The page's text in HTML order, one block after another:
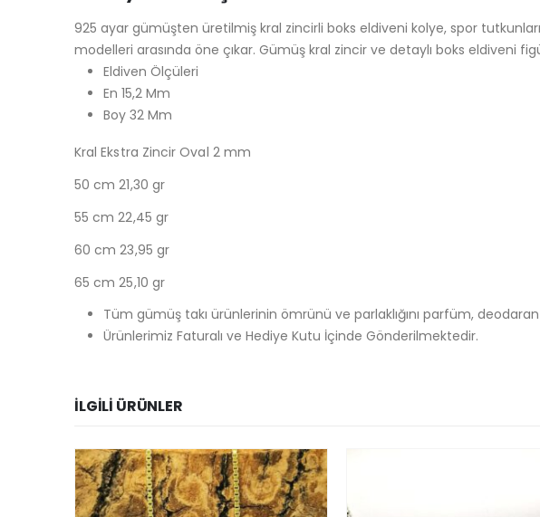
925 ayar gümüşten üretilmiş kral zincirli boks eldiveni kolye, spor
modelleri arasında öne çıkar. Gümüş kral zincir ve detaylı boks eldiveni
Eldiven Ölçüleri
En 15,2 Mm
Boy 32 Mm
Kral Ekstra Zincir Oval 2 mm
50 cm 21,30 gr
55 cm 22,45 gr
60 cm 23,95 gr
65 cm 25,10 gr
Tüm gümüş takı ürünlerinin ömrünü ve parlaklığını parfüm,
Ürünlerimiz Faturalı ve Hediye Kutu İçinde Gönderilmektedir.
İLGILI ÜRÜNLER